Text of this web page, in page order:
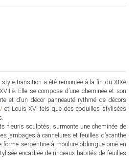
style transition a été remontée à la fin du XIXe
Elle se compose d’une cheminée et son
et d’un décor panneauté rythmé de décors
et Louis XVI tels que des coquilles stylisées
fleuris sculptés, surmonte une cheminée de
jambages à cannelures et feuilles d’acanthe
serpentine à moulure oblongue orné en
encadrée de rinceaux habités de feuilles